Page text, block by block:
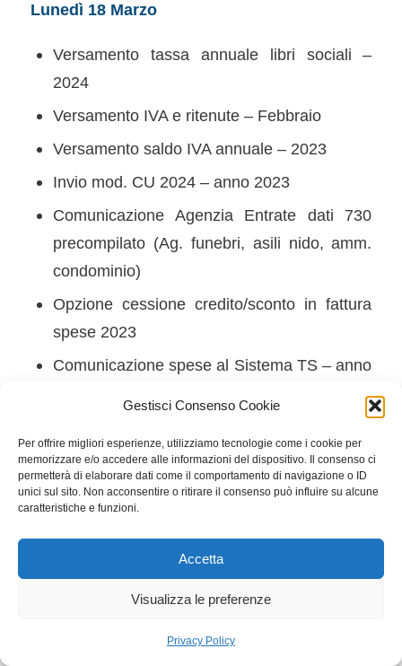
Gestisci Consenso Cookie
Per offrire migliori esperienze, utilizziamo tecnologie come i cookie per
memorizzare e/o accedere alle informazioni del dispositivo. Il consenso ci
permetterà di elaborare dati come il comportamento di navigazione o ID
unici sul sito. Non acconsentire o ritirare il consenso può influire su alcune
caratteristiche e funzioni.
Accetta
Visualizza le preferenze
Privacy Policy
Lunedì 18 Marzo
Versamento tassa annuale libri sociali –
2024
Versamento IVA e ritenute – Febbraio
Versamento saldo IVA annuale – 2023
Invio mod. CU 2024 – anno 2023
Comunicazione Agenzia Entrate dati 730
precompilato (Ag. funebri, asili nido, amm.
condominio)
Opzione cessione credito/sconto in fattura
spese 2023
Comunicazione spese al Sistema TS – anno
Lunedì 25 Marzo
Mod. INTRA – Febbraio
è a vostra disposizione.